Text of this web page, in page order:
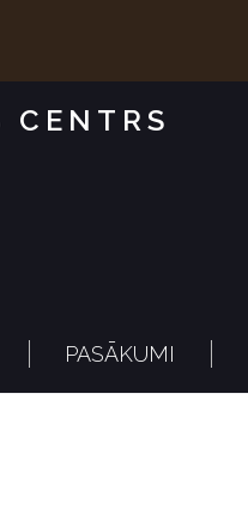
CENTRS
PASĀKUMI